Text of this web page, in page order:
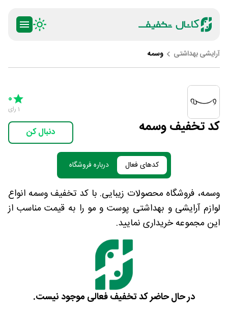
آرایشی بهداشتی وسمه
کد تخفیف وسمه
5 Stars
0
1 رای
دنبال کن
کدهای فعال درباره فروشگاه
وسمه، فروشگاه محصولات زیبایی. با کد تخفیف وسمه انواع
لوازم آرایشی و بهداشتی پوست و مو را به قیمت مناسب از
این مجموعه خریداری نمایید.
در حال حاضر کد تخفیف فعالی موجود نیست.